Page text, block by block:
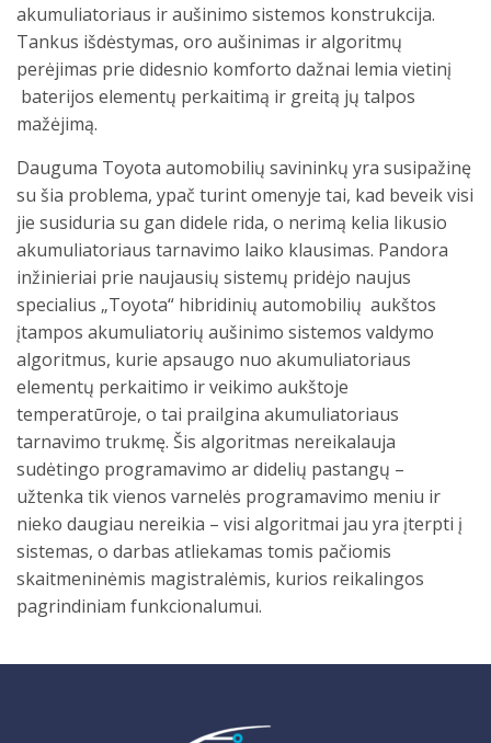
akumuliatoriaus ir aušinimo sistemos konstrukcija.
Tankus išdėstymas, oro aušinimas ir algoritmų
perėjimas prie didesnio komforto dažnai lemia vietinį
baterijos elementų perkaitimą ir greitą jų talpos
mažėjimą.
Dauguma Toyota automobilių savininkų yra susipažinę
su šia problema, ypač turint omenyje tai, kad beveik visi
jie susiduria su gan didele rida, o nerimą kelia likusio
akumuliatoriaus tarnavimo laiko klausimas. Pandora
inžinieriai prie naujausių sistemų pridėjo naujus
specialius „Toyota“ hibridinių automobilių aukštos
įtampos akumuliatorių aušinimo sistemos valdymo
algoritmus, kurie apsaugo nuo akumuliatoriaus
elementų perkaitimo ir veikimo aukštoje
temperatūroje, o tai prailgina akumuliatoriaus
tarnavimo trukmę. Šis algoritmas nereikalauja
sudėtingo programavimo ar didelių pastangų –
užtenka tik vienos varnelės programavimo meniu ir
nieko daugiau nereikia – visi algoritmai jau yra įterpti į
sistemas, o darbas atliekamas tomis pačiomis
skaitmeninėmis magistralėmis, kurios reikalingos
pagrindiniam funkcionalumui.